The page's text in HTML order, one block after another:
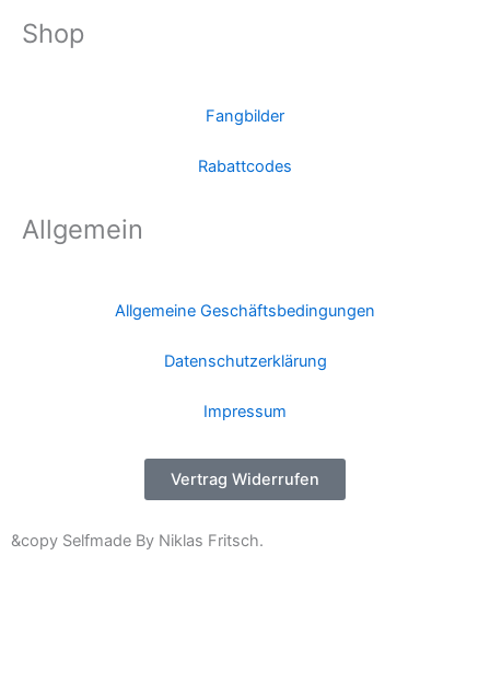
Shop
Fangbilder
Rabattcodes
Allgemein
Allgemeine Geschäftsbedingungen
Datenschutzerklärung
Impressum
Vertrag Widerrufen
&copy Selfmade By Niklas Fritsch.